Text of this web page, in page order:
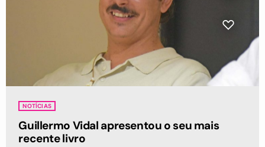
NOTÍCIAS
Guillermo Vidal apresentou o seu mais
recente livro